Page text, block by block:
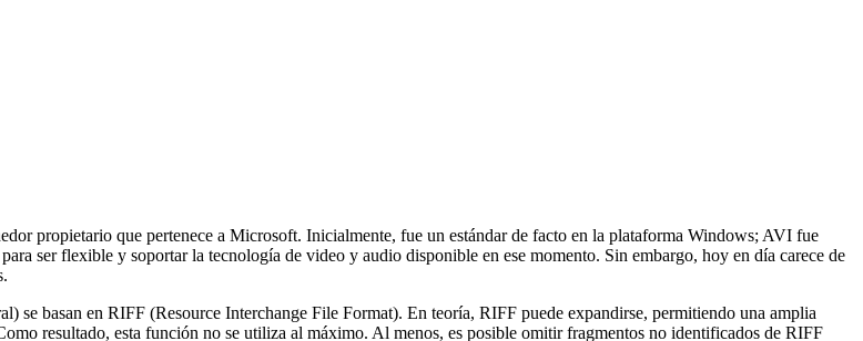
propietario que pertenece a Microsoft. Inicialmente, fue un estándar de facto en la plataforma Windows; AVI fue
ser flexible y soportar la tecnología de video y audio disponible en ese momento. Sin embargo, hoy en día carece de
se basan en RIFF (Resource Interchange File Format). En teoría, RIFF puede expandirse, permitiendo una amplia
resultado, esta función no se utiliza al máximo. Al menos, es posible omitir fragmentos no identificados de RIFF